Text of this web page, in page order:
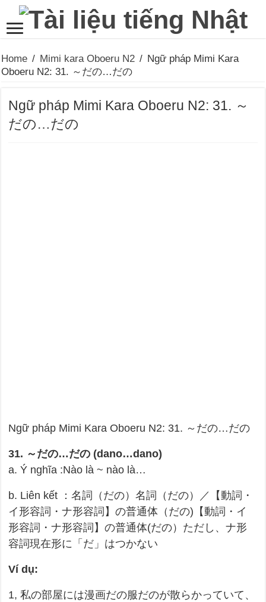
Home / Mimi kara Oboeru N2 / Ngữ pháp Mimi Kara
Oboeru N2: 31. ～だの…だの
Ngữ pháp Mimi Kara Oboeru N2: 31. ～
だの…だの
Ngữ pháp Mimi Kara Oboeru N2: 31. ～だの…だの
31. ～だの…だの (dano…dano)
a. Ý nghĩa :Nào là ~ nào là…
b. Liên kết ：名詞（だの）名詞（だの）／【動詞・
イ形容詞・ナ形容詞】の普通体（だの)【動詞・イ
形容詞・ナ形容詞】の普通体(だの）ただし、ナ形
容詞現在形に「だ」はつかない
Ví dụ:
1, 私の部屋には漫画だの服だのが散らかっていて、